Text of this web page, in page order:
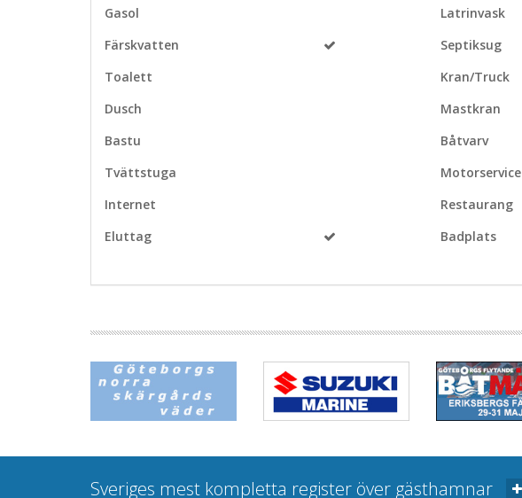
Gasol
Färskvatten
Toalett
Dusch
Bastu
Tvättstuga
Internet
Eluttag
Latrinvask
Septiksug
Kran/Truck
Mastkran
Båtvarv
Motorservice
Restaurang
Badplats
Sveriges mest kompletta register över gästhamnar